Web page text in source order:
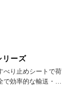
リーズ
べり止めシートで荷
効率的な輸送・保